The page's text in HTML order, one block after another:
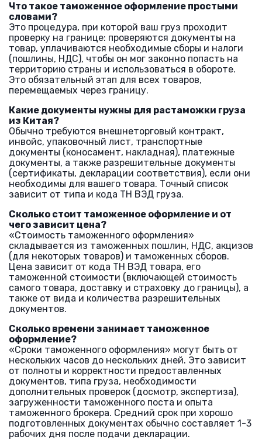
Что такое таможенное оформление простыми
словами?
Это процедура, при которой ваш груз проходит
проверку на границе: проверяются документы на
товар, уплачиваются необходимые сборы и налоги
(пошлины, НДС), чтобы он мог законно попасть на
территорию страны и использоваться в обороте.
Это обязательный этап для всех товаров,
перемещаемых через границу.
Какие документы нужны для растаможки груза
из Китая?
Обычно требуются внешнеторговый контракт,
инвойс, упаковочный лист, транспортные
документы (коносамент, накладная), платежные
документы, а также разрешительные документы
(сертификаты, декларации соответствия), если они
необходимы для вашего товара. Точный список
зависит от типа и кода ТН ВЭД груза.
Сколько стоит таможенное оформление и от
чего зависит цена?
«Стоимость таможенного оформления»
складывается из таможенных пошлин, НДС, акцизов
(для некоторых товаров) и таможенных сборов.
Цена зависит от кода ТН ВЭД товара, его
таможенной стоимости (включающей стоимость
самого товара, доставку и страховку до границы), а
также от вида и количества разрешительных
документов.
Сколько времени занимает таможенное
оформление?
«Сроки таможенного оформления» могут быть от
нескольких часов до нескольких дней. Это зависит
от полноты и корректности предоставленных
документов, типа груза, необходимости
дополнительных проверок (досмотр, экспертиза),
загруженности таможенного поста и опыта
таможенного брокера. Средний срок при хорошо
подготовленных документах обычно составляет 1-3
рабочих дня после подачи декларации.